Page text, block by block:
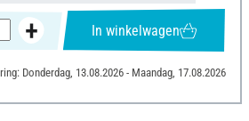
In winkelwagen
Donderdag, 13.08.2026 - Maandag, 17.08.2026